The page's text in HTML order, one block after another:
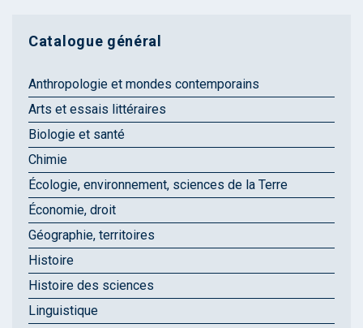
Catalogue général
Anthropologie et mondes contemporains
Arts et essais littéraires
Biologie et santé
Chimie
Écologie, environnement, sciences de la Terre
Économie, droit
Géographie, territoires
Histoire
Histoire des sciences
Linguistique